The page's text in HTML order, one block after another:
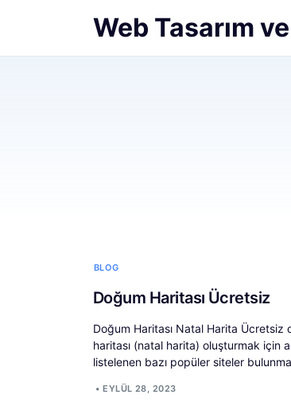
Web Tasarım
BLOG
Doğum Haritası Ücretsiz
Doğum Haritası Natal Harita Ücretsiz
haritası (natal harita) oluşturmak için
listelenen bazı popüler siteler
•EYLÜL 28, 2023